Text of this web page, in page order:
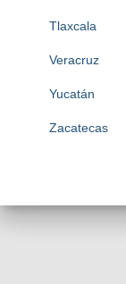
Tlaxcala
Veracruz
Yucatán
Zacatecas